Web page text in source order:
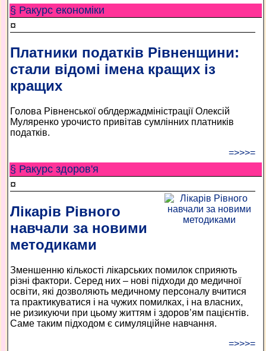
§ Ракурс економiки
¤
Платники податків Рівненщини:
стали відомі імена кращих із
кращих
Голова Рівненської облдержадміністрації Олексій
Муляренко урочисто привітав сумлінних платників
податків.
=>>>=
§ Ракурс здоров'я
¤
Лікарів Рівного
навчали за новими
методиками
Зменшенню кількості лікарських помилок сприяють
різні фактори. Серед них – нові підходи до медичної
освіти, які дозволяють медичному персоналу вчитися
та практикуватися і на чужих помилках, і на власних,
не ризикуючи при цьому життям і здоров’ям пацієнтів.
Саме таким підходом є симуляційне навчання.
=>>>=